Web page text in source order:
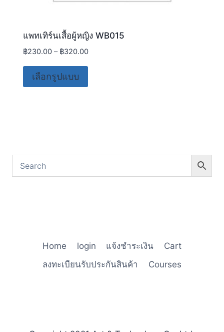
แพทเทิร์นเสื้อผู้หญิง WB015
฿230.00 – ฿320.00
เลือกรูปแบบ
Home login แจ้งชำระเงิน
Cart
ลงทะเบียนรับประกันสินค้า
Courses